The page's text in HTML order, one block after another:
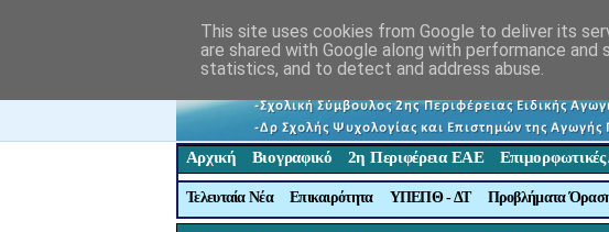
Αρχική Βιογραφικό 2η Περιφέρεια ΕΑΕ Επιμορφωτικές
Τελευταία Νέα Επικαιρότητα ΥΠΕΠΘ - ΔΤ Προβλήματα
This site uses cookies from Google to deliver its
are shared with Google along with performance
statistics, and to detect and address abuse.